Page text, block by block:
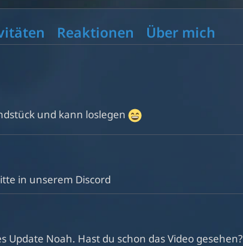
Reaktionen Über mich
und kann loslegen
in unserem Discord
Update Noah. Hast du schon das Video gesehen?